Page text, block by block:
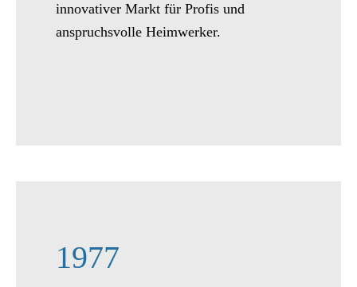
innovativer Markt für Profis und
anspruchsvolle Heimwerker.
1977